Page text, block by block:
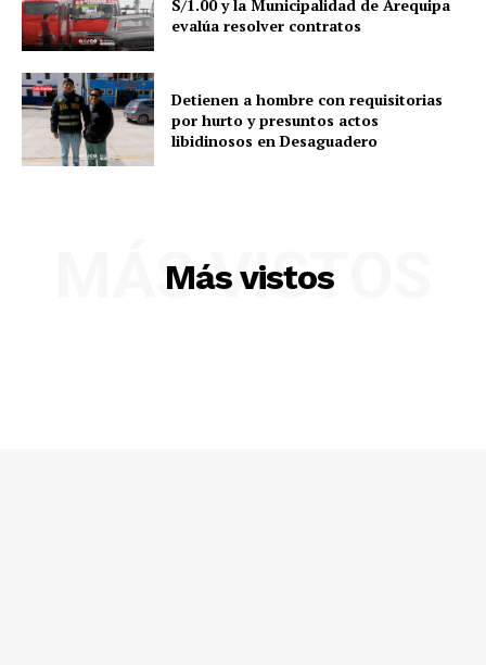
Diario los Andes
S/1.00 y la Municipalidad de Arequipa
evalúa resolver contratos
Detienen a hombre con requisitorias
por hurto y presuntos actos
libidinosos en Desaguadero
Más vistos
MÁS VISTOS